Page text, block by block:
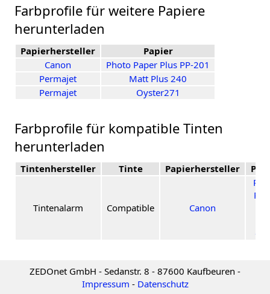
Farbprofile für weitere Papiere
herunterladen
Papierhersteller
Papier
Canon
Photo Paper Plus PP-201
Permajet
Matt Plus 240
Permajet
Oyster271
Farbprofile für kompatible Tinten
herunterladen
Tintenhersteller Tinte Papierhersteller
Tintenalarm Compatible Canon
ZEDOnet GmbH - Sedanstr. 8 - 87600 Kaufbeuren -
Impressum - Datenschutz